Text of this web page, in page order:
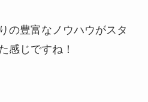
の豊富なノウハウがスタ
感じですね！